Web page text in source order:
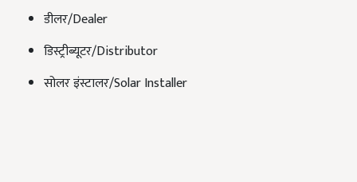
डीलर/Dealer
डिस्ट्रीब्यूटर/Distributor
सोलर इंस्टालर/Solar Installer